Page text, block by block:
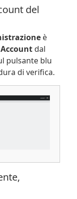
del
è
dal
pulsante blu
di verifica.